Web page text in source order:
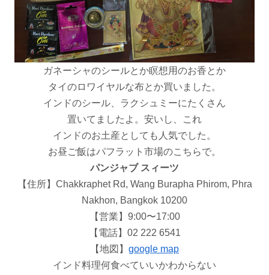
ガネーシャのシールとか瞑想用のお香とか
タイのロワイヤルな布とか買いました。
インドのシール、ラクシュミーにたくさん
置いてましたよ。安いし、これ
インドのお土産としても人気でした。
お昼ご飯はパフラット市場のこちらで。
パンジャブ スィーツ
【住所】Chakkraphet Rd, Wang Burapha Phirom, Phra
Nakhon, Bangkok 10200
【営業】9:00〜17:00
【電話】02 222 6541
【地図】 google map
インド料理何食べていいかわからない